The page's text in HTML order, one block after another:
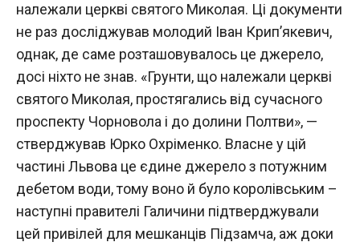
належали церкві святого Миколая. Ці документи
не раз досліджував молодий Іван Крип’якевич,
однак, де саме розташовувалось це джерело,
досі ніхто не знав. «Грунти, що належали церкві
святого Миколая, простягались від сучасного
проспекту Чорновола і до долини Полтви», —
стверджував Юрко Охріменко. Власне у цій
частині Львова це єдине джерело з потужним
дебетом води, тому воно й було королівським –
наступні правителі Галичини підтверджували
цей привілей для мешканців Підзамча, аж доки